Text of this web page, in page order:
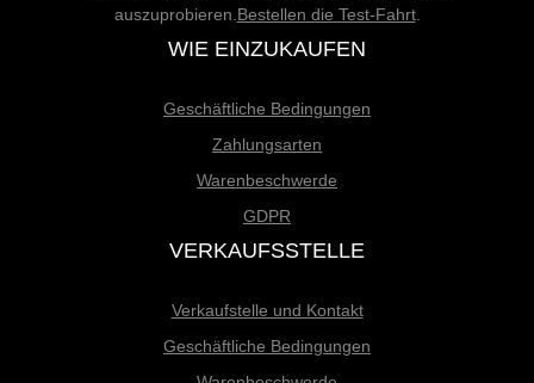
auszuprobieren. Bestellen die Test-Fahrt.
WIE EINZUKAUFEN
Geschäftliche Bedingungen
Zahlungsarten
Warenbeschwerde
GDPR
VERKAUFSSTELLE
Verkaufstelle und Kontakt
Geschäftliche Bedingungen